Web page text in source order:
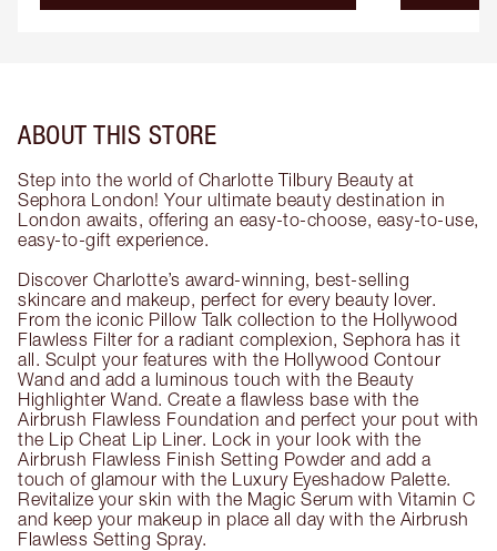
ABOUT THIS STORE
Step into the world of Charlotte Tilbury Beauty at
Sephora London! Your ultimate beauty destination in
London awaits, offering an easy-to-choose, easy-to-use,
easy-to-gift experience.
Discover Charlotte’s award-winning, best-selling
skincare and makeup, perfect for every beauty lover.
From the iconic Pillow Talk collection to the Hollywood
Flawless Filter for a radiant complexion, Sephora has it
all. Sculpt your features with the Hollywood Contour
Wand and add a luminous touch with the Beauty
Highlighter Wand. Create a flawless base with the
Airbrush Flawless Foundation and perfect your pout with
the Lip Cheat Lip Liner. Lock in your look with the
Airbrush Flawless Finish Setting Powder and add a
touch of glamour with the Luxury Eyeshadow Palette.
Revitalize your skin with the Magic Serum with Vitamin C
and keep your makeup in place all day with the Airbrush
Flawless Setting Spray.